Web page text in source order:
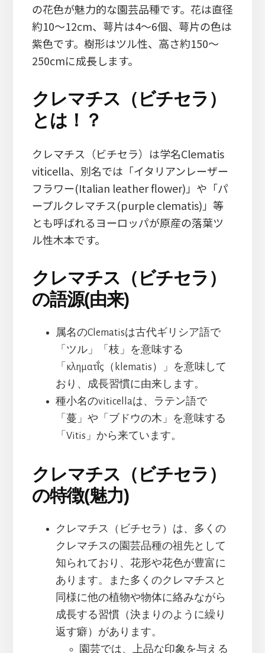
の花色が魅力的な園芸品種です。花は直径
約10～12cm、萼片は4～6個、萼片の色は
紫色です。樹形はツル性、高さ約150～
250cmに成長します。
クレマチス（ビチセラ）
とは！？
クレマチス（ビチセラ）は学名Clematis
viticella、別名では「イタリアンレーザー
フラワー(Italian leather flower)」や「パ
ープルクレマチス(purple clematis)」等
とも呼ばれるヨーロッパが原産の落葉ツ
ル性木本です。
クレマチス（ビチセラ）
の語源(由来)
属名のClematisは古代ギリシア語で
「ツル」「枝」を意味する
「κληματῐ́ς（klematis）」を意味して
おり、成長習慣に由来します。
種小名のviticellaは、ラテン語で
「蔓」や「ブドウの木」を意味する
「Vitis」から来ています。
クレマチス（ビチセラ）
の特徴(魅力)
クレマチス（ビチセラ）は、多くの
クレマチスの園芸品種の祖先として
知られており、花形や花色が豊富に
あります。また多くのクレマチスと
同様に他の植物や物体に絡みながら
成長する習慣（決まりのように繰り
返す癖）があります。
園芸では、上品な印象を与える